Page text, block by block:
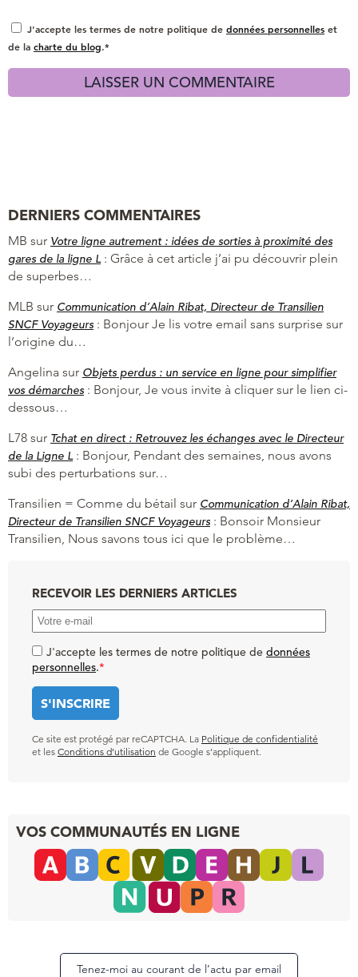
J'accepte les termes de notre politique de données personnelles et
de la charte du blog.*
DERNIERS COMMENTAIRES
MB sur Votre ligne autrement : idées de sorties à proximité des
gares de la ligne L : Grâce à cet article j’ai pu découvrir plein
de superbes…
MLB sur Communication d’Alain Ribat, Directeur de Transilien
SNCF Voyageurs : Bonjour Je lis votre email sans surprise sur
l’origine du…
Angelina sur Objets perdus : un service en ligne pour simplifier
vos démarches : Bonjour, Je vous invite à cliquer sur le lien ci-
dessous…
L78 sur Tchat en direct : Retrouvez les échanges avec le Directeur
de la Ligne L : Bonjour, Pendant des semaines, nous avons
subi des perturbations sur…
Transilien = Comme du bétail sur Communication d’Alain Ribat,
Directeur de Transilien SNCF Voyageurs : Bonsoir Monsieur
Transilien, Nous savons tous ici que le problème…
RECEVOIR LES DERNIERS ARTICLES
J'accepte les termes de notre politique de données
personnelles.*
Ce site est protégé par reCAPTCHA. La Politique de confidentialité
et les Conditions d’utilisation de Google s’appliquent.
VOS COMMUNAUTÉS EN LIGNE
Tenez-moi au courant de l’actu par email